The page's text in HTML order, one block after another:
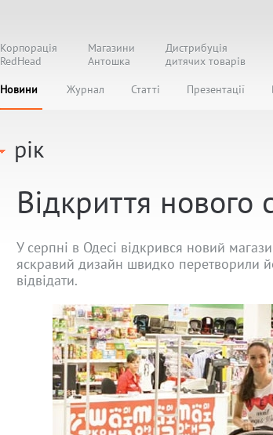
Корпорація
RedHead
Магазини
Антошка
Дистрибуція
дитячих товарів
Новини
Журнал Статті Презентації
рік
Відкриття нового
У серпні в Одесі відкрився новий
яскравий дизайн швидко перетворили
відвідати.